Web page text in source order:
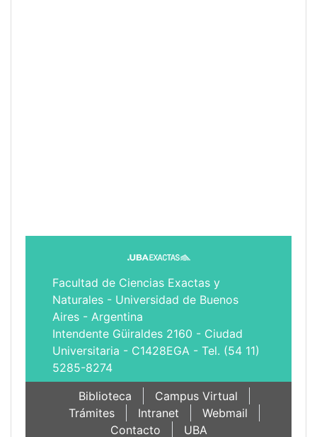
Facultad de Ciencias Exactas y
Naturales - Universidad de Buenos
Aires - Argentina
Intendente Güiraldes 2160 - Ciudad
Universitaria - C1428EGA - Tel. (54 11)
5285-8274
Biblioteca
Campus Virtual
Trámites
Intranet
Webmail
Contacto
UBA